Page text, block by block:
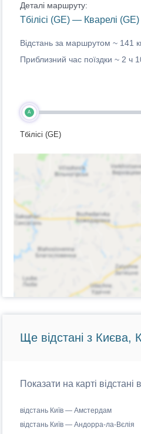
Деталі маршруту:
Тбілісі (GE) — Кварелі (GE)
Відстань за маршрутом ~ 141
Приблизний час поїздки ~ 2 ч
A
Тбілісі (GE)
Ще відстані з Києва,
Показати на карті
відстань Київ — Амстердам
відстань Київ — Андорра-ла-Вєлія